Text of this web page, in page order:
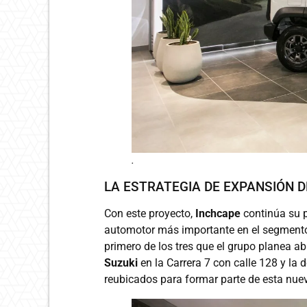
.
LA ESTRATEGIA DE EXPANSIÓN
Con este proyecto, Inchcape continúa su
automotor más importante en el
primero de los tres que el grupo planea
Suzuki en la Carrera 7 con calle 128 y la
reubicados para formar parte de esta